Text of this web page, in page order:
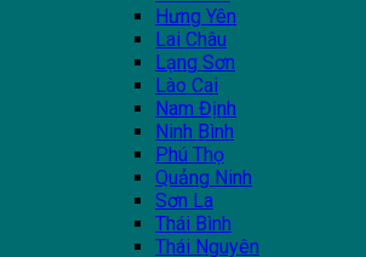
Hưng Yên
Lai Châu
Lạng Sơn
Lào Cai
Nam Định
Ninh Bình
Phú Thọ
Quảng Ninh
Sơn La
Thái Bình
Thái Nguyên